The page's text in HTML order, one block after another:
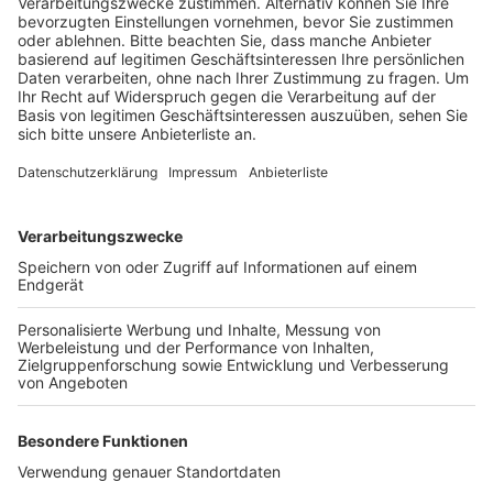
ausgesehen als es am Ende gewesen sei.
Veröffentlicht:Freitag, 29.05.2020 12:12
Anzeige
gesperrt zwischen dem Kreisel Türnich und der
Auffahrt zu A61. Gegen 10:30 Uhr hatte der eine
Sprinterfahrer angehalten, weil er seinen Außenspiegel
verstellen wollte. Obwohl er die Warnblinkanlage
eingeschaltet hatte, fuhr ihm ein Sprinter mit
Angänger von hinten auf, so dass sich beide Wagen
ineinander verkeilten.